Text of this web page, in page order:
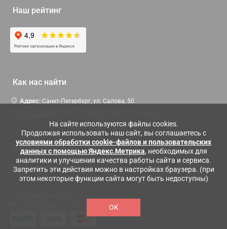
На сайте используются файлы cookies.
Продолжая использовать наш сайт, вы соглашаетесь с
условиями обработки cookie-файлов и пользовательских
данных с помощью Яндекс.Метрика, необходимых для
аналитики и улучшения качества работы сайта и сервиса.
Запретить эти действия можно в настройках браузера. (при
этом некоторые функции сайта могут быть недоступны)
OK
Наш рейтинг
Как нас найти
Адрес: Санкт-Петербург, ул. Салова, 50
Контактная информация
Служба поддержки: Заказать обратный звонок